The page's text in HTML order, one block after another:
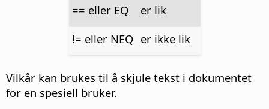
== eller EQ
er lik
!= eller NEQ er ikke lik
Vilkår kan brukes til å skjule tekst i dokumentet
for en spesiell bruker.